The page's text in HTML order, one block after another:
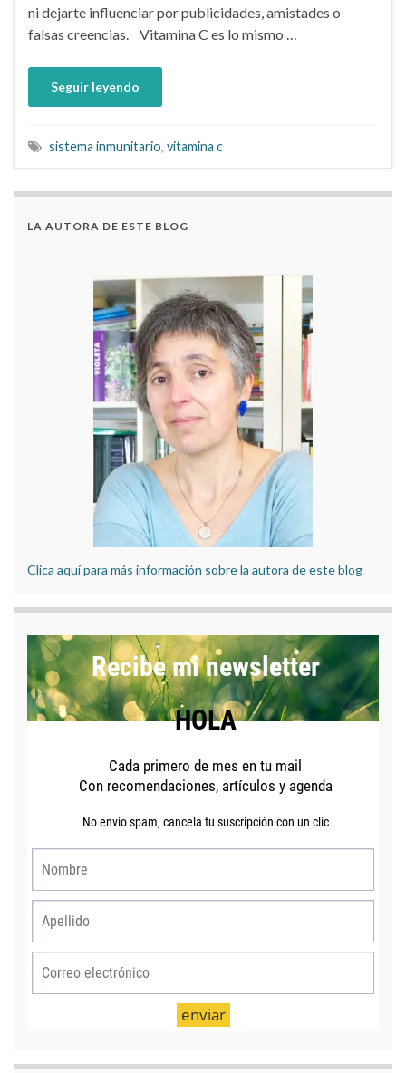
ni dejarte influenciar por publicidades, amistades o
falsas creencias. Vitamina C es lo mismo …
Seguir leyendo
sistema inmunitario, vitamina c
LA AUTORA DE ESTE BLOG
Clica aquí para más información sobre la autora de este blog